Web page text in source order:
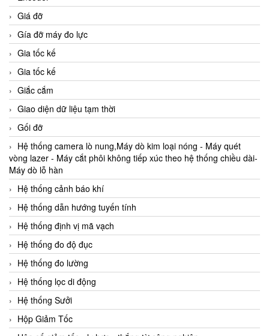
Giá đỡ
Gía đỡ máy đo lực
Gia tốc kế
Gia tốc kế
Giắc cắm
Giao diện dữ liệu tạm thời
Gối đỡ
Hệ thống camera lò nung,Máy dò kim loại nóng - Máy quét
vòng lazer - Máy cắt phôi không tiếp xúc theo hệ thống chiều dài-
Máy dò lỗ hàn
Hệ thống cảnh báo khí
Hệ thống dẫn hướng tuyến tính
Hệ thống định vị mã vạch
Hệ thống đo độ đục
Hệ thống đo lường
Hệ thống lọc di động
Hệ thống Sưởi
Hộp Giảm Tốc